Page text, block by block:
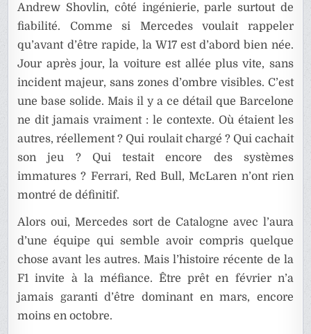
Andrew Shovlin, côté ingénierie, parle surtout de
fiabilité. Comme si Mercedes voulait rappeler
qu’avant d’être rapide, la W17 est d’abord bien née.
Jour après jour, la voiture est allée plus vite, sans
incident majeur, sans zones d’ombre visibles. C’est
une base solide. Mais il y a ce détail que Barcelone
ne dit jamais vraiment : le contexte. Où étaient les
autres, réellement ? Qui roulait chargé ? Qui cachait
son jeu ? Qui testait encore des systèmes
immatures ? Ferrari, Red Bull, McLaren n’ont rien
montré de définitif.
Alors oui, Mercedes sort de Catalogne avec l’aura
d’une équipe qui semble avoir compris quelque
chose avant les autres. Mais l’histoire récente de la
F1 invite à la méfiance. Être prêt en février n’a
jamais garanti d’être dominant en mars, encore
moins en octobre.